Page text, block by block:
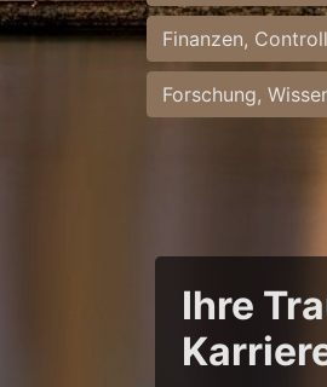
Finanzen,
Forschung,
Ihre